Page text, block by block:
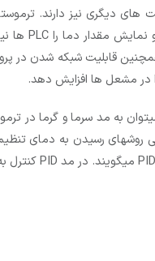
های دیگری نیز دارند.
در مشعل ها افزایش دهد.
به مد سرما و گرما در